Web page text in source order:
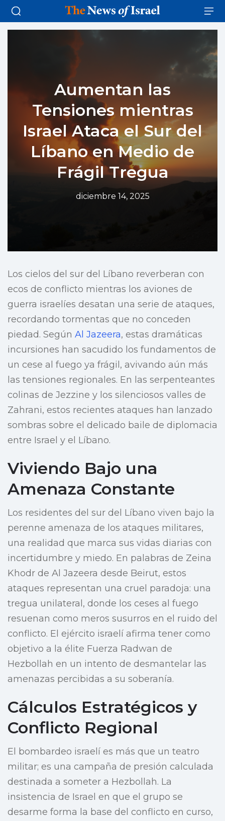
Aumentan las
Tensiones mientras
Israel Ataca el Sur del
Líbano en Medio de
Frágil Tregua
diciembre 14, 2025
Los cielos del sur del Líbano reverberan con
ecos de conflicto mientras los aviones de
guerra israelíes desatan una serie de ataques,
recordando tormentas que no conceden
piedad. Según Al Jazeera, estas dramáticas
incursiones han sacudido los fundamentos de
un cese al fuego ya frágil, avivando aún más
las tensiones regionales. En las serpenteantes
colinas de Jezzine y los silenciosos valles de
Zahrani, estos recientes ataques han lanzado
sombras sobre el delicado baile de diplomacia
entre Israel y el Líbano.
Viviendo Bajo una
Amenaza Constante
Los residentes del sur del Líbano viven bajo la
perenne amenaza de los ataques militares,
una realidad que marca sus vidas diarias con
incertidumbre y miedo. En palabras de Zeina
Khodr de Al Jazeera desde Beirut, estos
ataques representan una cruel paradoja: una
tregua unilateral, donde los ceses al fuego
resuenan como meros susurros en el ruido del
conflicto. El ejército israelí afirma tener como
objetivo a la élite Fuerza Radwan de
Hezbollah en un intento de desmantelar las
amenazas percibidas a su soberanía.
Cálculos Estratégicos y
Conflicto Regional
El bombardeo israelí es más que un teatro
militar; es una campaña de presión calculada
destinada a someter a Hezbollah. La
insistencia de Israel en que el grupo se
desarme forma la base del conflicto en curso,